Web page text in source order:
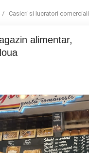
Casieri si lucratori comerciali